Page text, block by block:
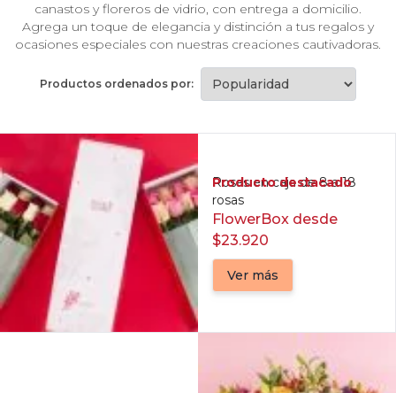
canastos y floreros de vidrio, con entrega a domicilio.
Agrega un toque de elegancia y distinción a tus regalos y
ocasiones especiales con nuestras creaciones cautivadoras.
Productos ordenados por:
Producto destacado
Rosas en caja de 8 a 18
rosas
FlowerBox desde
$23.920
Ver más